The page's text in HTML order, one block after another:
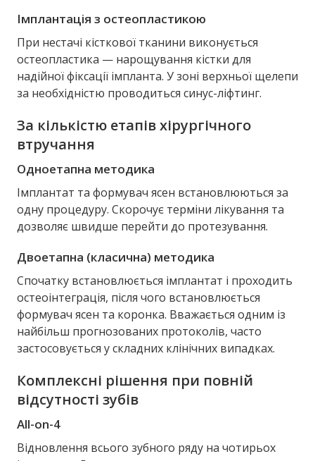
Імплантація з остеопластикою
При нестачі кісткової тканини виконується
остеопластика — нарощування кістки для
надійної фіксації імпланта. У зоні верхньої щелепи
за необхідністю проводиться синус-ліфтинг.
За кількістю етапів хірургічного
втручання
Одноетапна методика
Імплантат та формувач ясен встановлюються за
одну процедуру. Скорочує терміни лікування та
дозволяє швидше перейти до протезування.
Двоетапна (класична) методика
Спочатку встановлюється імплантат і проходить
остеоінтеграція, після чого встановлюється
формувач ясен та коронка. Вважається одним із
найбільш прогнозованих протоколів, часто
застосовується у складних клінічних випадках.
Комплексні рішення при повній
відсутності зубів
All-on-4
Відновлення всього зубного ряду на чотирьох